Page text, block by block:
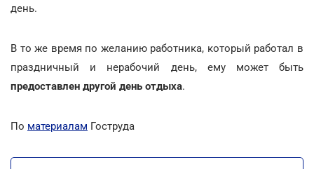
день.
В то же время по желанию работника, который работал в
праздничный и нерабочий день, ему может быть
предоставлен другой день отдыха.
По материалам Гоструда